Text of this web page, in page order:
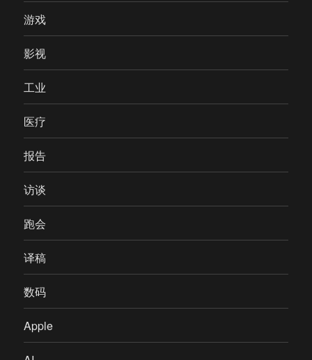
游戏
影视
工业
医疗
报告
访谈
跑会
译稿
数码
Apple